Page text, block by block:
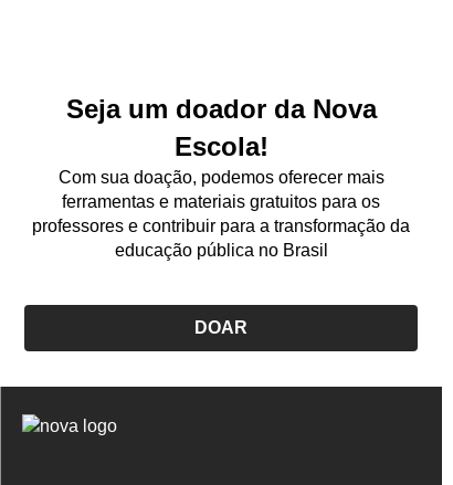
Seja um doador da Nova
Escola!
Com sua doação, podemos oferecer mais
ferramentas e materiais gratuitos para os
professores e contribuir para a transformação da
educação pública no Brasil
DOAR
Logo